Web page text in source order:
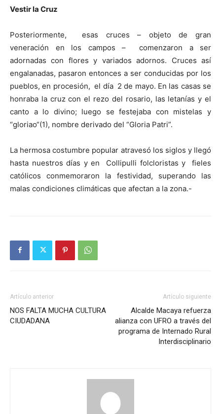
Vestir la Cruz
Posteriormente, esas cruces – objeto de gran
veneración en los campos – comenzaron a ser
adornadas con flores y variados adornos. Cruces así
engalanadas, pasaron entonces a ser conducidas por los
pueblos, en procesión, el día 2 de mayo. En las casas se
honraba la cruz con el rezo del rosario, las letanías y el
canto a lo divino; luego se festejaba con mistelas y
“gloriao“(1), nombre derivado del “Gloria Patri”.
La hermosa costumbre popular atravesó los siglos y llegó
hasta nuestros días y en Collipulli folcloristas y fieles
católicos conmemoraron la festividad, superando las
malas condiciones climáticas que afectan a la zona.-
Artículo anterior
NOS FALTA MUCHA CULTURA
CIUDADANA
Artículo siguiente
Alcalde Macaya refuerza
alianza con UFRO a través del
programa de Internado Rural
Interdisciplinario